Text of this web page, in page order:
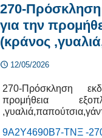
270-Πρόσκληση
για την
(κράνος
12/05/2026
270-Πρόσκληση
προμήθεια
9Α2Υ4690Β7-ΤΝΞ -